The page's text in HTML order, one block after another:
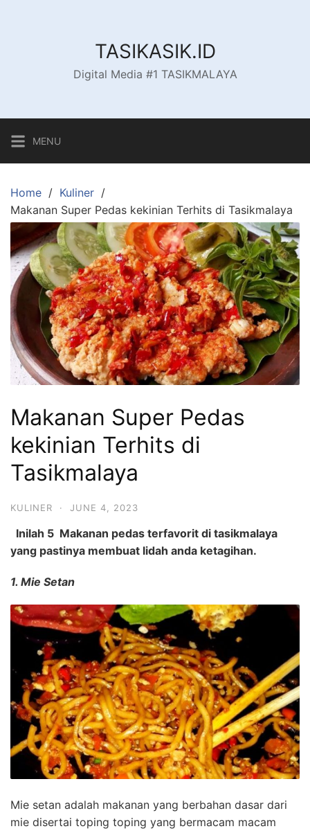
TASIKASIK.ID
Digital Media #1 TASIKMALAYA
MENU
Home
Kuliner
Makanan Super Pedas kekinian Terhits di Tasikmalaya
Makanan Super Pedas
kekinian Terhits di
Tasikmalaya
KULINER · JUNE 4, 2023
Inilah 5 Makanan pedas terfavorit di tasikmalaya
yang pastinya membuat lidah anda ketagihan.
1. Mie Setan
Mie setan adalah makanan yang berbahan dasar dari
mie disertai toping toping yang bermacam macam